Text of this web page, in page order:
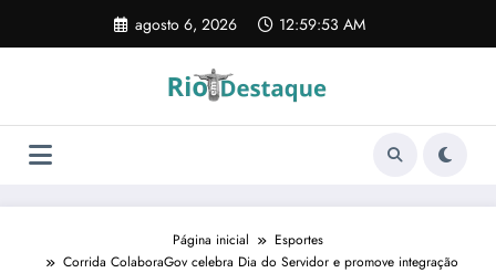
o
agosto 6, 2026 12:59:54 AM
Página inicial
Esportes
Corrida ColaboraGov celebra Dia do Servidor e promove integração